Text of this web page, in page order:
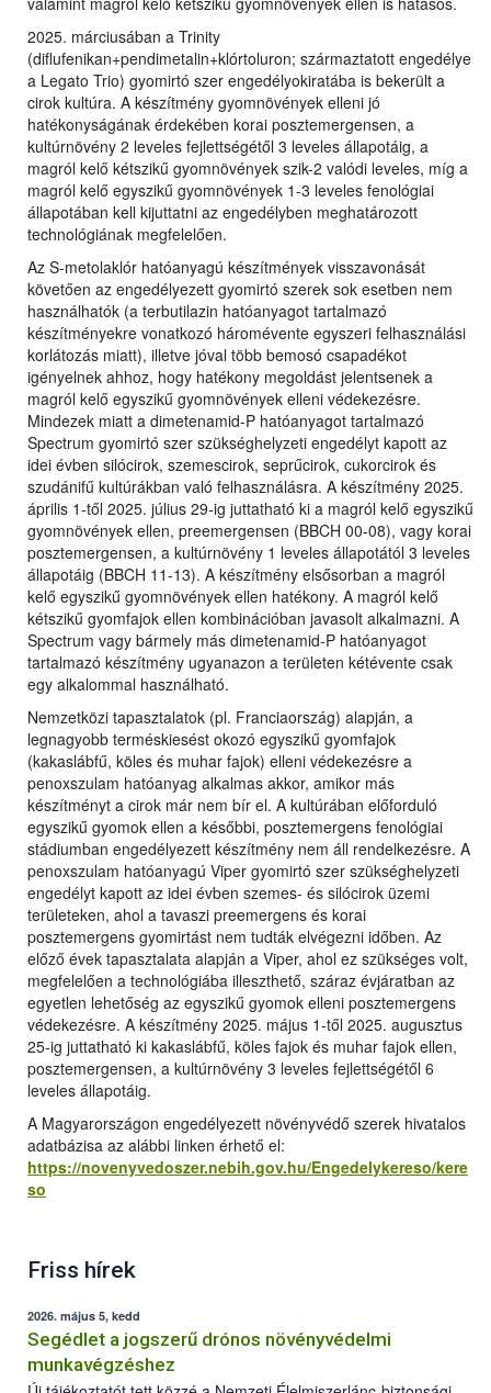
2025. márciusában a Trinity
(diflufenikan+pendimetalin+klórtoluron; származtatott engedélye
a Legato Trio) gyomirtó szer engedélyokiratába is bekerült a
cirok kultúra. A készítmény gyomnövények elleni jó
hatékonyságának érdekében korai posztemergensen, a
kultúrnövény 2 leveles fejlettségétől 3 leveles állapotáig, a
magról kelő kétszikű gyomnövények szik-2 valódi leveles, míg a
magról kelő egyszikű gyomnövények 1-3 leveles fenológiai
állapotában kell kijuttatni az engedélyben meghatározott
technológiának megfelelően.
Az S-metolaklór hatóanyagú készítmények visszavonását
követően az engedélyezett gyomirtó szerek sok esetben nem
használhatók (a terbutilazin hatóanyagot tartalmazó
készítményekre vonatkozó háromévente egyszeri felhasználási
korlátozás miatt), illetve jóval több bemosó csapadékot
igényelnek ahhoz, hogy hatékony megoldást jelentsenek a
magról kelő egyszikű gyomnövények elleni védekezésre.
Mindezek miatt a dimetenamid-P hatóanyagot tartalmazó
Spectrum gyomirtó szer szükséghelyzeti engedélyt kapott az
idei évben silócirok, szemescirok, seprűcirok, cukorcirok és
szudánifű kultúrákban való felhasználásra. A készítmény 2025.
április 1-től 2025. július 29-ig juttatható ki a magról kelő egyszikű
gyomnövények ellen, preemergensen (BBCH 00-08), vagy korai
posztemergensen, a kultúrnövény 1 leveles állapotától 3 leveles
állapotáig (BBCH 11-13). A készítmény elsősorban a magról
kelő egyszikű gyomnövények ellen hatékony. A magról kelő
kétszikű gyomfajok ellen kombinációban javasolt alkalmazni. A
Spectrum vagy bármely más dimetenamid-P hatóanyagot
tartalmazó készítmény ugyanazon a területen kétévente csak
egy alkalommal használható.
Nemzetközi tapasztalatok (pl. Franciaország) alapján, a
legnagyobb terméskiesést okozó egyszikű gyomfajok
(kakaslábfű, köles és muhar fajok) elleni védekezésre a
penoxszulam hatóanyag alkalmas akkor, amikor más
készítményt a cirok már nem bír el. A kultúrában előforduló
egyszikű gyomok ellen a későbbi, posztemergens fenológiai
stádiumban engedélyezett készítmény nem áll rendelkezésre. A
penoxszulam hatóanyagú Viper gyomirtó szer szükséghelyzeti
engedélyt kapott az idei évben szemes- és silócirok üzemi
területeken, ahol a tavaszi preemergens és korai
posztemergens gyomirtást nem tudták elvégezni időben. Az
előző évek tapasztalata alapján a Viper, ahol ez szükséges volt,
megfelelően a technológiába illeszthető, száraz évjáratban az
egyetlen lehetőség az egyszikű gyomok elleni posztemergens
védekezésre. A készítmény 2025. május 1-től 2025. augusztus
25-ig juttatható ki kakaslábfű, köles fajok és muhar fajok ellen,
posztemergensen, a kultúrnövény 3 leveles fejlettségétől 6
leveles állapotáig.
A Magyarországon engedélyezett növényvédő szerek hivatalos
adatbázisa az alábbi linken érhető el:
https://novenyvedoszer.nebih.gov.hu/Engedelykereso/kere
so
Friss hírek
2026. május 5, kedd
Segédlet a jogszerű drónos növényvédelmi
munkavégzéshez